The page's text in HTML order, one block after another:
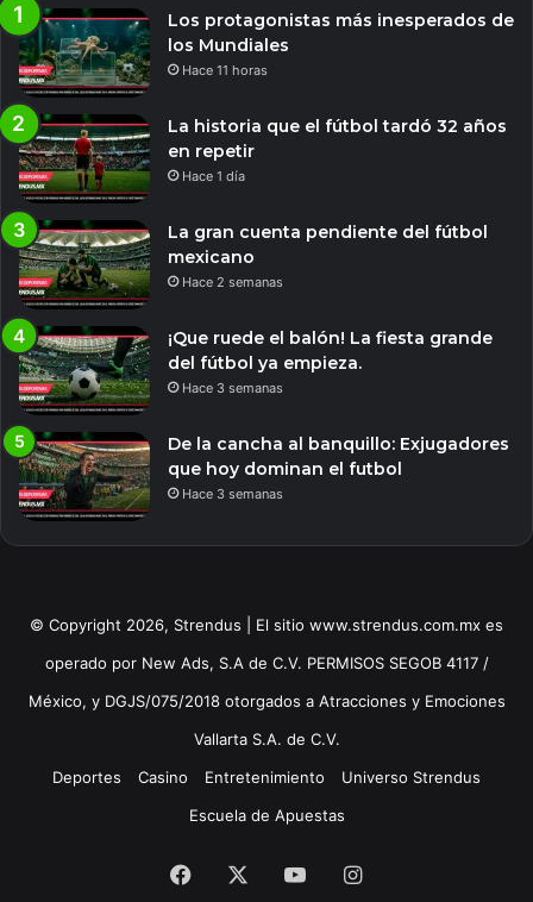
Los protagonistas más inesperados de
los Mundiales
Hace 11 horas
La historia que el fútbol tardó 32 años
en repetir
Hace 1 día
La gran cuenta pendiente del fútbol
mexicano
Hace 2 semanas
¡Que ruede el balón! La fiesta grande
del fútbol ya empieza.
Hace 3 semanas
De la cancha al banquillo: Exjugadores
que hoy dominan el futbol
Hace 3 semanas
© Copyright 2026, Strendus | El sitio www.strendus.com.mx es
operado por New Ads, S.A de C.V. PERMISOS SEGOB 4117 /
México, y DGJS/075/2018 otorgados a Atracciones y Emociones
Vallarta S.A. de C.V.
Deportes
Casino Entretenimiento
Universo Strendus
Escuela de Apuestas
Facebook YouTubeInstagram